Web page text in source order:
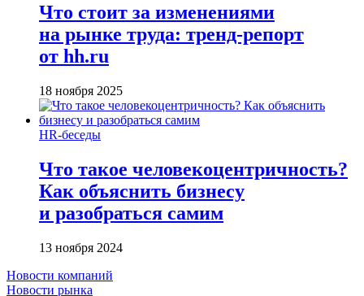
Что стоит за изменениями
на рынке труда: тренд-репорт
от hh.ru
18 ноября 2025
HR-беседы
Что такое человеко­центричность?
Как объяснить бизнесу
и разобраться самим
13 ноября 2024
Новости компаний
Новости рынка